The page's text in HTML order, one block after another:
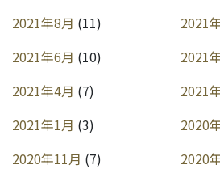
2021年8月 (11) 2021
2021年6月 (10) 2021
2021年4月 (7) 2021
2021年1月 (3) 2020
2020年11月 (7) 2020